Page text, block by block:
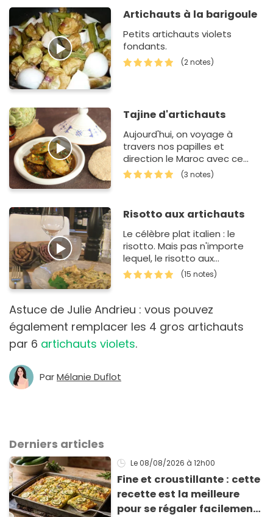
Artichauts à la barigoule
Petits artichauts violets
fondants.
(2 notes)
Tajine d'artichauts
Aujourd'hui, on voyage à
travers nos papilles et
direction le Maroc avec ce
délicieux tajine aux artichauts
et citron confit. C'est un tajine
(3 notes)
Risotto aux artichauts
Le célèbre plat italien : le
risotto. Mais pas n'importe
lequel, le risotto aux
artichauts, un régal...
(15 notes)
Astuce de Julie Andrieu : vous pouvez
également remplacer les 4 gros artichauts
par 6 artichauts violets.
ParMélanie Duflot
Derniers articles
Le 08/08/2026 à 12h00
Fine et croustillante : cette
recette est la meilleure
pour se régaler facilement